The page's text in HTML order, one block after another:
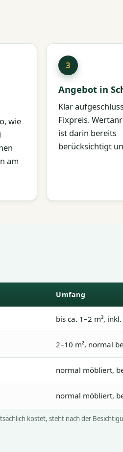
wie
am
Angebot in
Klar
Fixpreis.
ist darin bereits
berücksichtigt
Umfang
bis ca. 1–2 m³,
2–10 m², normal
normal möbliert,
normal möbliert,
kostet, steht nach der